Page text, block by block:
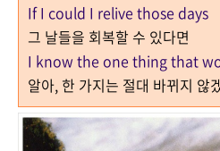
If I could I relive those days
그 날들을 회복할 수 있다면
I know the one thing that
알아, 한 가지는 절대 바뀌지 않